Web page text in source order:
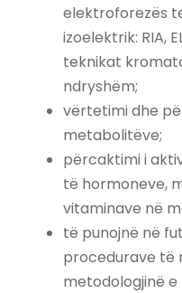
elektroforezës
izoelektrik: RIA,
teknikat
ndryshëm;
vërtetimi dhe
metabolitëve;
përcaktimi i
të hormoneve,
vitaminave në
të punojnë në
procedurave të
metodologjinë